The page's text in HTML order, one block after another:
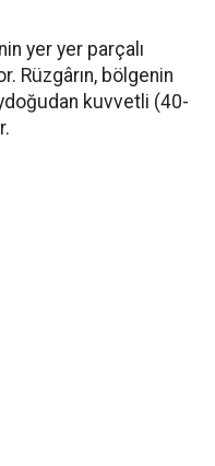
yer yer parçalı
Rüzgârın, bölgenin
kuvvetli (40-